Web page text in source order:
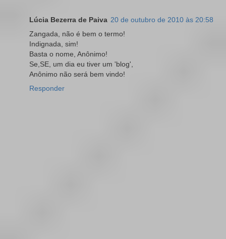
Lúcia Bezerra de Paiva 20 de outubro de 2010 às 20:58
Zangada, não é bem o termo!
Indignada, sim!
Basta o nome, Anônimo!
Se,SE, um dia eu tiver um 'blog',
Anônimo não será bem vindo!
Responder